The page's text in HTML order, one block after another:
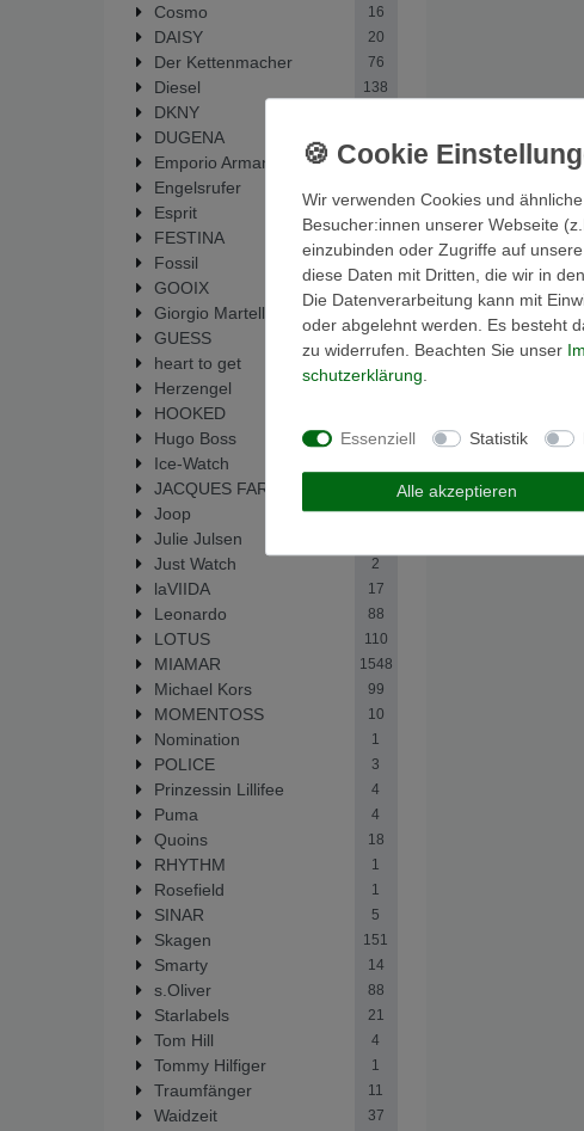
Cosmo 16
DAISY 20
Der Kettenmacher 76
Diesel 138
DKNY
DUGENA
Emporio Armani 51
Engelsrufer
Esprit
FESTINA
Fossil
GOOIX
Giorgio Martello
GUESS 64
heart to get
Herzengel
HOOKED
Hugo Boss 1
Ice-Watch
JACQUES FAREL
Joop 2
Julie Julsen
Just Watch 2
laVIIDA 17
Leonardo 88
LOTUS 110
MIAMAR 1548
Michael Kors 99
MOMENTOSS 10
Nomination 1
POLICE 3
Prinzessin Lillifee 4
Puma 4
Quoins 18
RHYTHM 1
Rosefield 1
SINAR 5
Skagen 151
Smarty 14
s.Oliver 88
Starlabels 21
Tom Hill 4
Tommy Hilfiger 1
Traumfänger 11
Waidzeit 37
Wir verwenden Cookies und
Besucher:innen unserer Webseite
einzubinden oder Zugriffe auf
diese Daten mit Dritten, die wir in
Die Datenverarbeitung kann mit
oder abgelehnt werden. Es besteht
zu widerrufen. Beachten Sie unser
schutz­erklärung.
Essenziell Statistik
Alle akzeptieren